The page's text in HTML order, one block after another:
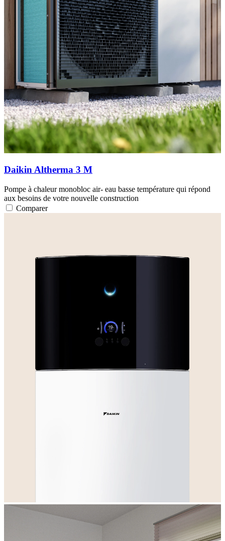
Daikin Altherma 3 M
Pompe à chaleur monobloc air- eau basse température qui répond
aux besoins de votre nouvelle construction
Comparer